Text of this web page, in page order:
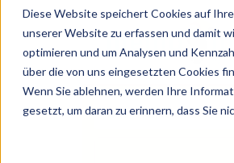
Diese Website speichert Cookies auf
unserer Website zu erfassen und damit
optimieren und um Analysen und
über die von uns eingesetzten Cookies
Wenn Sie ablehnen, werden Ihre
gesetzt, um daran zu erinnern, dass Sie
Künstler, Zelte, Bands, Catering, ...